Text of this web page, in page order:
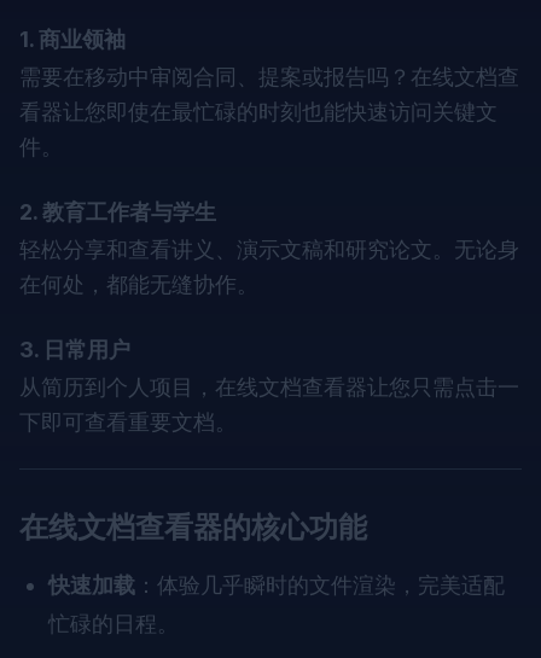
1. 商业领袖
需要在移动中审阅合同、提案或报告吗？在线文档查
看器让您即使在最忙碌的时刻也能快速访问关键文
件。
2. 教育工作者与学生
轻松分享和查看讲义、演示文稿和研究论文。无论身
在何处，都能无缝协作。
3. 日常用户
从简历到个人项目，在线文档查看器让您只需点击一
下即可查看重要文档。
在线文档查看器的核心功能
快速加载 ：体验几乎瞬时的文件渲染，完美适配
忙碌的日程。